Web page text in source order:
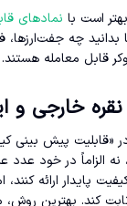
است با نمادهای
بدانید چه
قابل معامله هستند.
خارجی و
«قابلیت پیش بینی
الزاماً در خود عدد
پایدار ارائه
ثابت کند. بهترین